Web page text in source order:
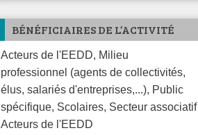
BÉNÉFICIAIRES DE L’ACTIVITÉ
Acteurs de l'EEDD, Milieu
professionnel (agents de collectivités,
élus, salariés d'entreprises,...), Public
spécifique, Scolaires, Secteur associatif
Acteurs de l'EEDD